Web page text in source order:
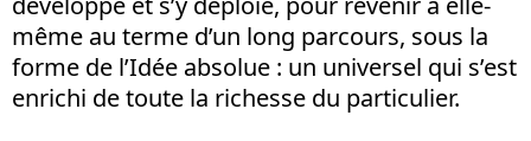
même au terme d’un long parcours, sous la
forme de l’Idée absolue : un universel qui s’est
enrichi de toute la richesse du particulier.